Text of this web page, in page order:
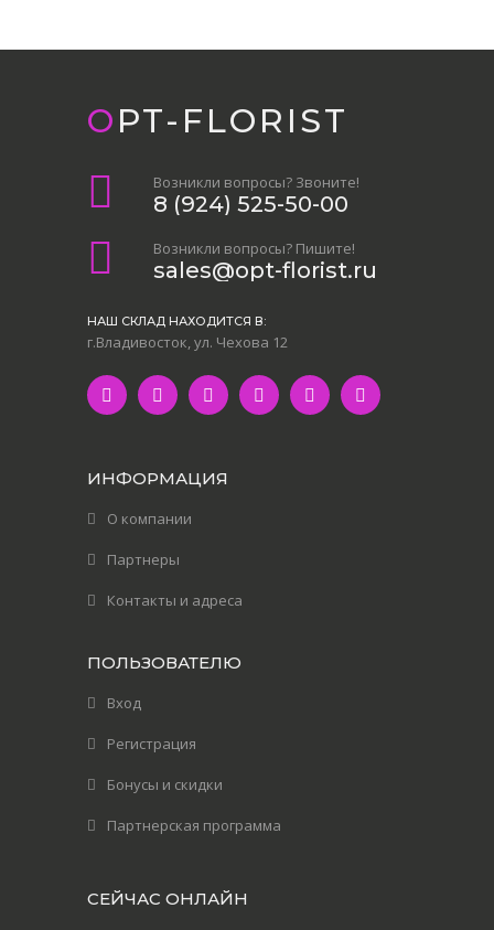
OPT-FLORIST
Возникли вопросы? Звоните!
8 (924) 525-50-00
Возникли вопросы? Пишите!
sales@opt-florist.ru
НАШ СКЛАД НАХОДИТСЯ В:
г.Владивосток, ул. Чехова 12
ИНФОРМАЦИЯ
О компании
Партнеры
Контакты и адреса
ПОЛЬЗОВАТЕЛЮ
Вход
Регистрация
Бонусы и скидки
Партнерская программа
СЕЙЧАС ОНЛАЙН